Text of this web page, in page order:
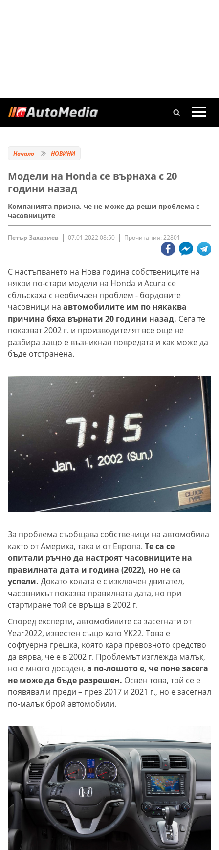
Начало НОВИНИ
Модели на Honda се върнаха с 20
години назад
Компанията призна, че не може да реши проблема с
часовниците
Петър Захариев 07.01.2022 08:50 Прочитания: 22801
С настъпването на Нова година собствениците на
някои по-стари модели на Honda и Acura се
сблъскаха с необичаен проблем - бордовите
часовници на автомобилите им по някаква
причина бяха върнати 20 години назад. Сега те
показват 2002 г. и производителят все още не
разбира защо е възникнал повредата и как може да
бъде отстранена.
За проблема съобщава собственици на автомобила
както от Америка, така и от Европа. Те са се
опитали ръчно да настроят часовниците на
правилната дата и година (2022), но не са
успели. Докато колата е с изключен двигател,
часовникът показва правилната дата, но при
стартиране той се връща в 2002 г.
Според експерти, автомобилите са засегнати от
Year2022, известен също като YK22. Това е
софтуерна грешка, която кара превозното средство
да вярва, че е в 2002 г. Проблемът изглежда малък,
но е много досаден, а по-лошото е, че поне засега
не може да бъде разрешен. Освен това, той се е
появявал и преди – през 2017 и 2021 г., но е засегнал
по-малък брой автомобили.